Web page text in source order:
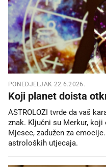
PONEDJELJAK 22.6.2026.
Koji planet doista
ASTROLOZI tvrde da vaš
znak. Ključni su Merkur,
Mjesec, zadužen za
astroloških utjecaja.